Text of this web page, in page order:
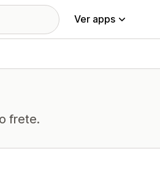
Ver apps
frete.